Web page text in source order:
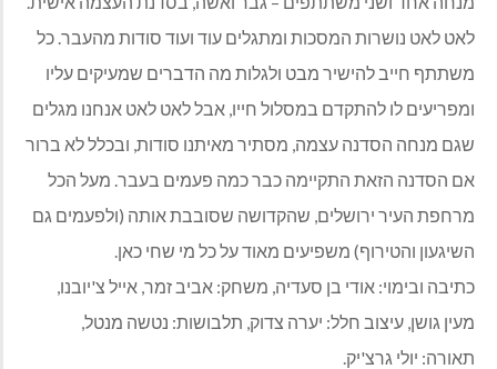
לאט לאט נושרות המסכות ומתגלים עוד ועוד סודות מהעבר. כל
משתתף חייב להישיר מבט ולגלות מה הדברים שמעיקים עליו
ומפריעים לו להתקדם במסלול חייו, אבל לאט לאט אנחנו מגלים
שגם מנחה הסדנה עצמה, מסתיר מאיתנו סודות, ובכלל לא ברור
אם הסדנה הזאת התקיימה כבר כמה פעמים בעבר. מעל הכל
מרחפת העיר ירושלים, שהקדושה שסובבת אותה (ולפעמים גם
השיגעון והטירוף) משפיעים מאוד על כל מי שחי כאן.
כתיבה ובימוי: אודי בן סעדיה, משחק: אביב זמר, אייל צ'יובנו,
מעין גושן, עיצוב חלל: יערה צדוק, תלבושות: נטשה מנטל,
תאורה: יולי גרצ'יק.